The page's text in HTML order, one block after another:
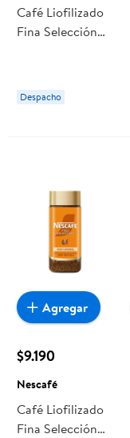
Café Liofilizado
Fina Selección
Nescafé
Despacho
$9.190
Nescafé
Café Liofilizado
Fina Selección
Agregar